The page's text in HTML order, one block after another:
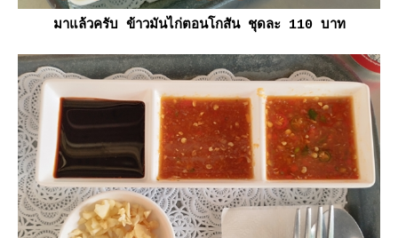
มาแล้วครับ ข้าวมันไก่ตอนโกสัน ชุดละ 110 บาท